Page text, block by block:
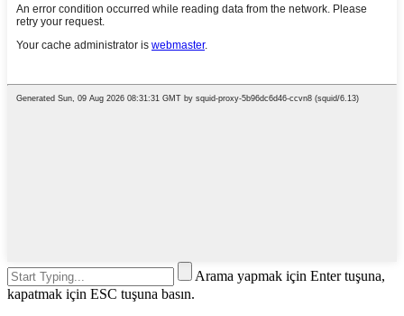
Arama yapmak için Enter tuşuna,
kapatmak için ESC tuşuna basın.